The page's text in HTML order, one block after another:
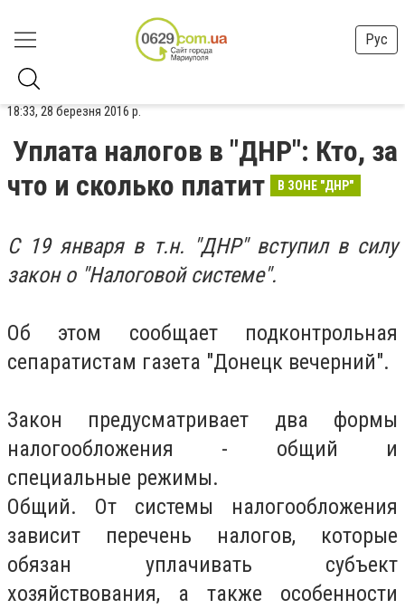
Рус
18:33, 28 березня 2016 р.
Уплата налогов в "ДНР": Кто, за
что и сколько платит
В ЗОНЕ "ДНР"
С 19 января в т.н. "ДНР" вступил в силу
закон о "Налоговой системе".
Об этом сообщает подконтрольная
сепаратистам газета "Донецк вечерний".
Закон предусматривает два формы
налогообложения - общий и
специальные режимы.
Общий. От системы налогообложения
зависит перечень налогов, которые
обязан уплачивать субъект
хозяйствования, а также особенности